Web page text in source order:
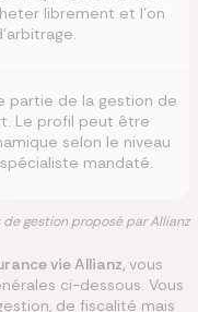
librement et l’on
partie de la gestion de
Le profil peut être
selon le niveau
mandaté.
de gestion proposé par Allianz
vie Allianz, vous
ci-dessous. Vous
de fiscalité mais